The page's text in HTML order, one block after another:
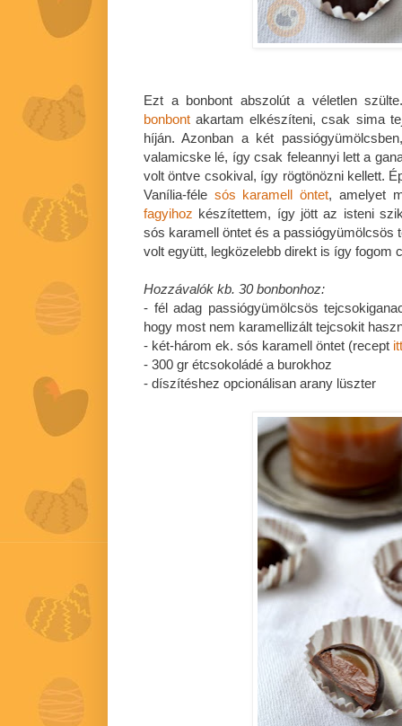
Ezt a bonbont abszolút a véletlen
bonbont akartam elkészíteni, csak sima
híján. Azonban a két
valamicske lé, így csak feleannyi lett a
volt öntve csokival, így rögtönözni kellett.
Vanília-féle sós karamell öntet, amelyet
fagyihoz készítettem, így jött az isteni
sós karamell öntet és a passiógyümölcsös
volt együtt, legközelebb direkt is így fogom
Hozzávalók kb. 30 bonbonhoz:
- fél adag passiógyümölcsös
hogy most nem karamellizált tejcsokit
- két-három ek. sós karamell öntet (recept itt
- 300 gr étcsokoládé a burokhoz
- díszítéshez opcionálisan arany lüszter